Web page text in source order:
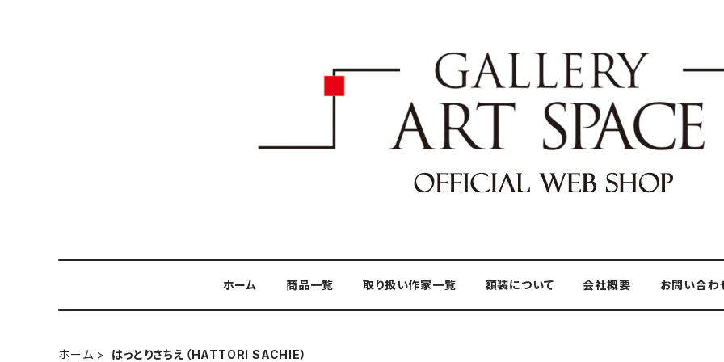
ホーム 商品一覧 取り扱い作家一覧 額装について 会社概要 お問い合わ
ホーム はっとりさちえ（HATTORI SACHIE）